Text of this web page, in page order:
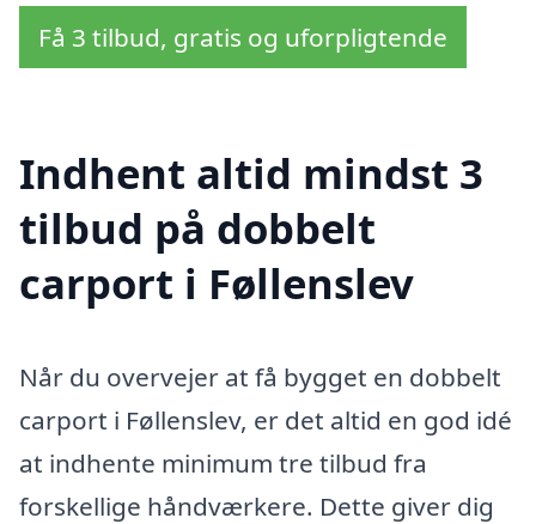
Få 3 tilbud, gratis og uforpligtende
Indhent altid mindst 3
tilbud på dobbelt
carport i Føllenslev
Når du overvejer at få bygget en dobbelt
carport i Føllenslev, er det altid en god idé
at indhente minimum tre tilbud fra
forskellige håndværkere. Dette giver dig